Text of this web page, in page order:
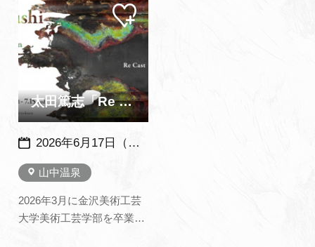
う。北前船の里資料館も見
学します
太田篤志「Re Cast - Re Form」展 ～加賀依緑園～
山中温泉
2026年6月17日（水）～7月15日（水）
2026年3月に金沢美術工芸
大学美術工芸学部を卒業
マイ
ペー
ジに
追加